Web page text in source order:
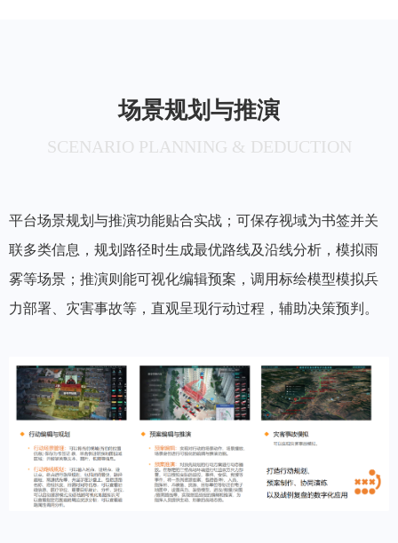
场景规划与推演
SCENARIO PLANNING & DEDUCTION
平台场景规划与推演功能贴合实战；可保存视域为书签并关
联多类信息，规划路径时生成最优路线及沿线分析，模拟雨
雾等场景；推演则能可视化编辑预案，调用标绘模型模拟兵
力部署、灾害事故等，直观呈现行动过程，辅助决策预判。